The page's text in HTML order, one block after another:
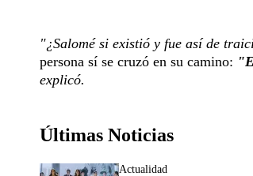
"¿Salomé si existió y fue así de
persona sí se cruzó en su camino:
explicó.
Últimas Noticias
Actualidad